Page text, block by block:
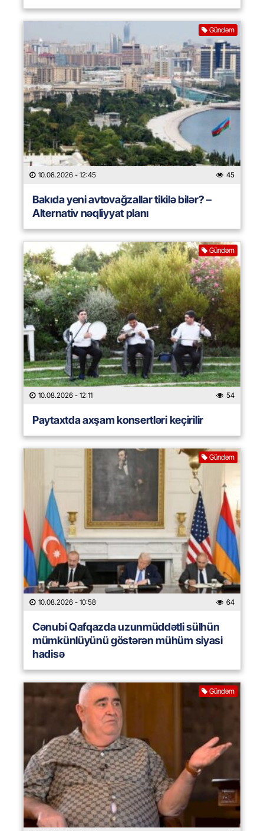
Gündəm
10.08.2026 - 12:45 45
Bakıda yeni avtovağzallar tikilə bilər? –
Alternativ nəqliyyat planı
Gündəm
10.08.2026 - 12:11 54
Paytaxtda axşam konsertləri keçirilir
Gündəm
10.08.2026 - 10:58 64
Cənubi Qafqazda uzunmüddətli sülhün
mümkünlüyünü göstərən mühüm siyasi
hadisə
Gündəm